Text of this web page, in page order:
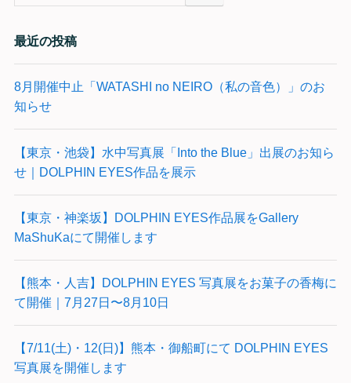
最近の投稿
8月開催中止「WATASHI no NEIRO（私の音色）」のお
知らせ
【東京・池袋】水中写真展「Into the Blue」出展のお知ら
せ｜DOLPHIN EYES作品を展示
【東京・神楽坂】DOLPHIN EYES作品展をGallery
MaShuKaにて開催します
【熊本・人吉】DOLPHIN EYES 写真展をお菓子の香梅に
て開催｜7月27日〜8月10日
【7/11(土)・12(日)】熊本・御船町にて DOLPHIN EYES
写真展を開催します